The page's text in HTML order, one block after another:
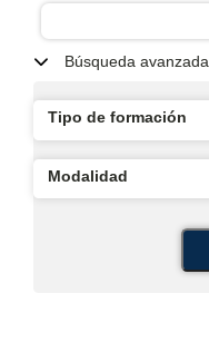
Búsqueda avanzada
Tipo de formación
Modalidad